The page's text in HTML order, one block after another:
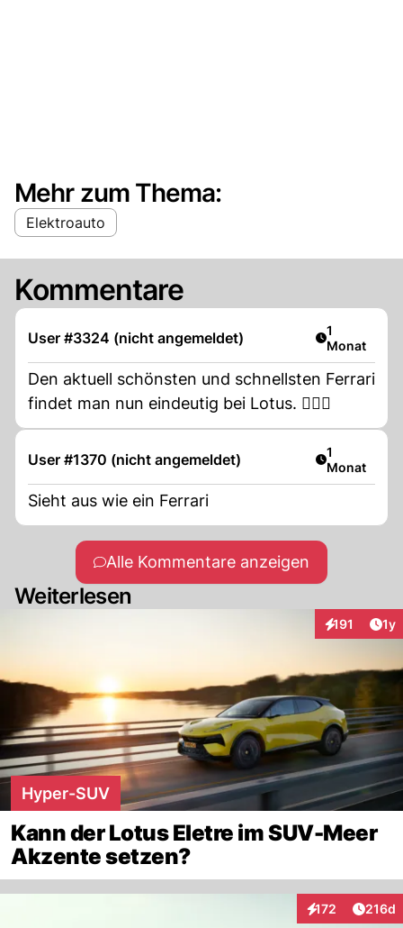
Mehr zum Thema:
Elektroauto
Kommentare
User #3324 (nicht angemeldet) Artikel
1
Monat
Den aktuell schönsten und schnellsten Ferrari
findet man nun eindeutig bei Lotus. 🤷🏻‍♂️
User #1370 (nicht angemeldet) Artikel
1
Monat
Sieht aus wie ein Ferrari
Alle Kommentare anzeigen
Weiterlesen
191
Interaktionen
1y
Hyper-SUV
Kann der Lotus Eletre im SUV-Meer
Akzente setzen?
172
Interaktionen216d